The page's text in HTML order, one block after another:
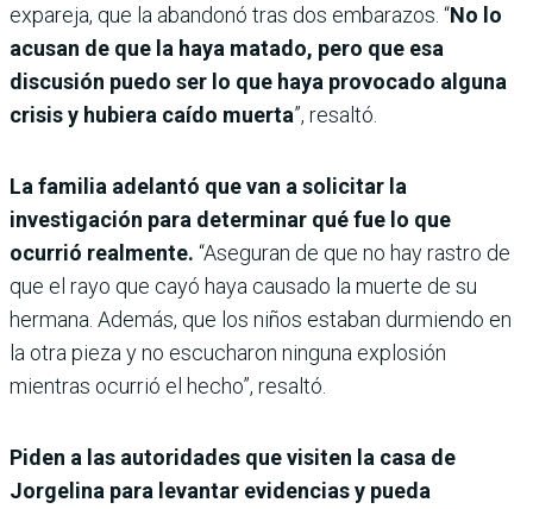
expareja, que la abandonó tras dos embarazos. “No lo
acusan de que la haya matado, pero que esa
discusión puedo ser lo que haya provocado alguna
crisis y hubiera caído muerta”, resaltó.
La familia adelantó que van a solicitar la
investigación para determinar qué fue lo que
ocurrió realmente. “Aseguran de que no hay rastro de
que el rayo que cayó haya causado la muerte de su
hermana. Además, que los niños estaban durmiendo en
la otra pieza y no escucharon ninguna explosión
mientras ocurrió el hecho”, resaltó.
Piden a las autoridades que visiten la casa de
Jorgelina para levantar evidencias y pueda